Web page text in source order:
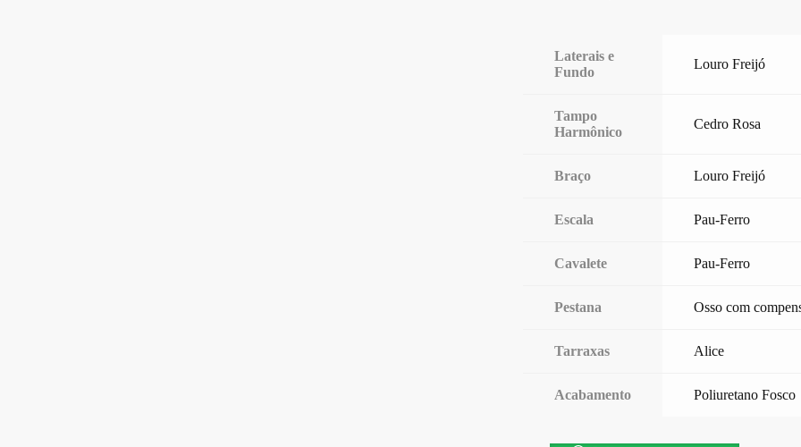
Laterais e
Fundo
Louro Freijó
Tampo
Harmônico
Cedro Rosa
Braço Louro Freijó
Escala Pau-Ferro
Cavalete Pau-Ferro
Pestana Osso com
Tarraxas Alice
Acabamento Poliuretano Fosco